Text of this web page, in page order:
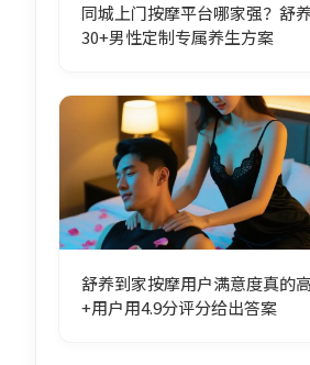
同城上门按摩平台哪家强？舒
30+男性定制专属养生方案
舒养到家按摩用户满意度真的
+用户用4.9分评分给出答案